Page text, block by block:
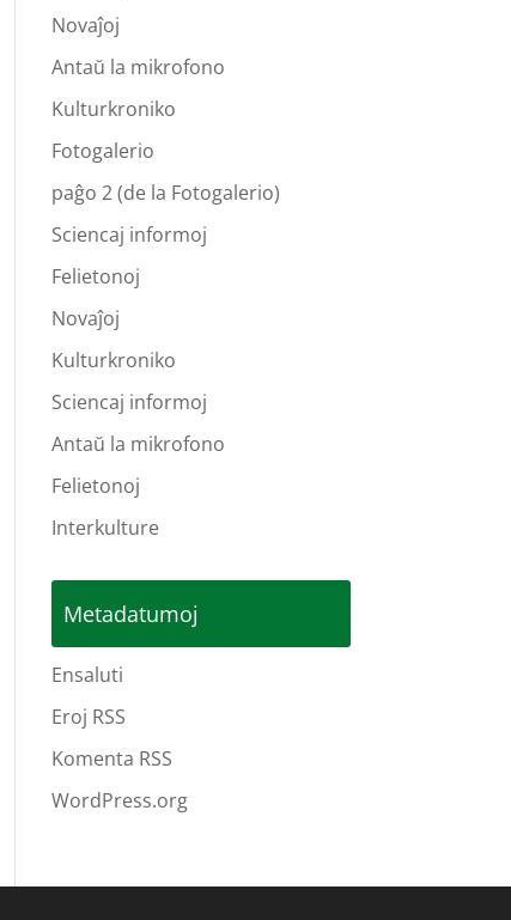
Novaĵoj
Antaŭ la mikrofono
Kulturkroniko
Fotogalerio
paĝo 2 (de la Fotogalerio)
Sciencaj informoj
Felietonoj
Novaĵoj
Kulturkroniko
Sciencaj informoj
Antaŭ la mikrofono
Felietonoj
Interkulture
Metadatumoj
Ensaluti
Eroj RSS
Komenta RSS
WordPress.org